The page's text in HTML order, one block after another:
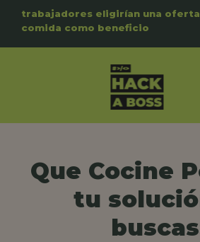
trabajadores eligirían una
comida como beneficio
Que Cocine
tu